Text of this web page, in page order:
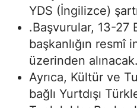
YDS (İngilizce)
.Başvurular, 13-27
başkanlığın resmî
üzerinden alınacak.
Ayrıca, Kültür ve
bağlı Yurtdışı